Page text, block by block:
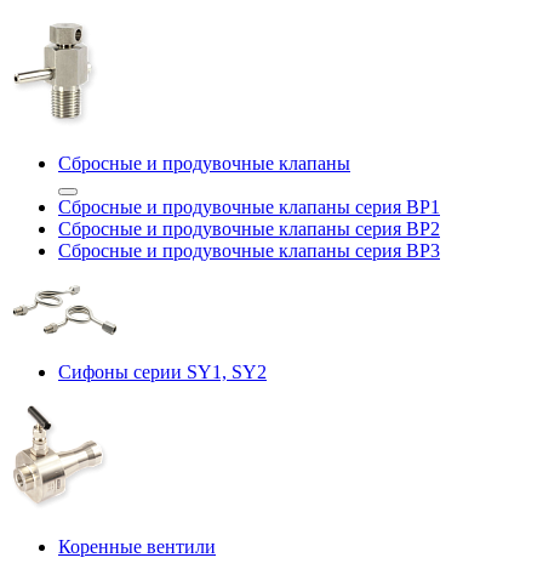
Сбросные и продувочные клапаны
Сбросные и продувочные клапаны серия BP1
Сбросные и продувочные клапаны серия BP2
Сбросные и продувочные клапаны серия BP3
Сифоны серии SY1, SY2
Коренные вентили